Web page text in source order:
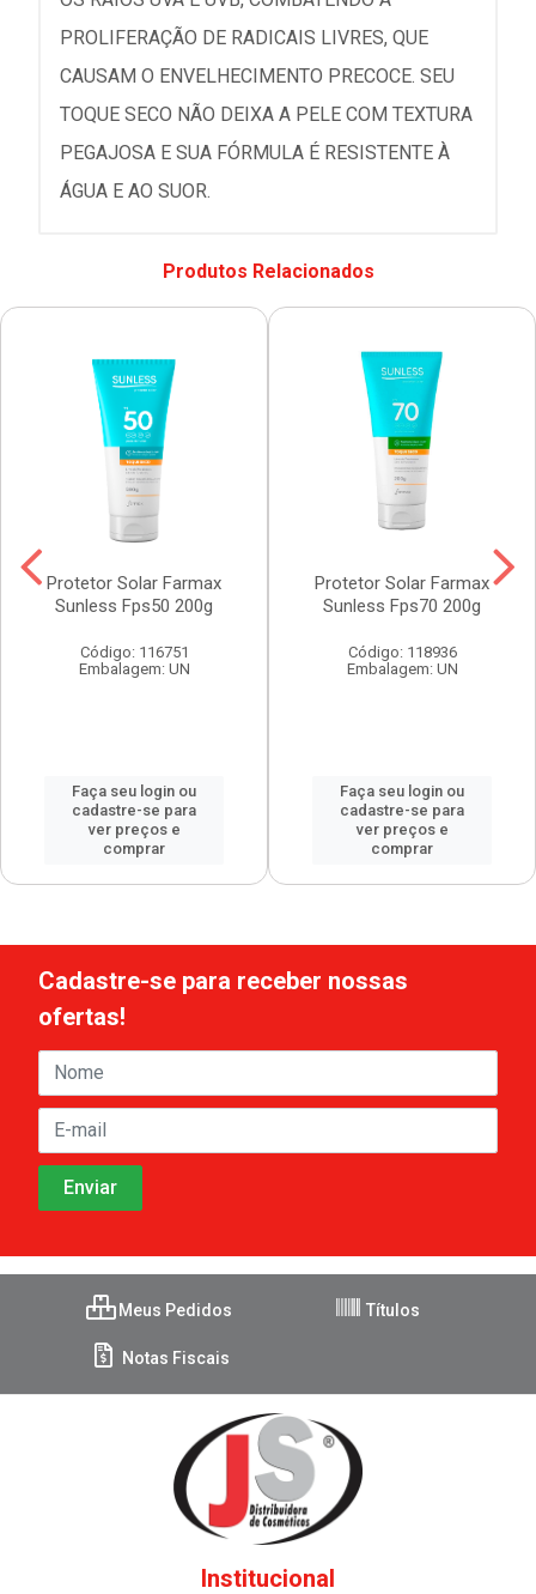
PROLIFERAÇÃO DE RADICAIS LIVRES, QUE
CAUSAM O ENVELHECIMENTO PRECOCE. SEU
TOQUE SECO NÃO DEIXA A PELE COM TEXTURA
PEGAJOSA E SUA FÓRMULA É RESISTENTE À
ÁGUA E AO SUOR.
Produtos Relacionados
Protetor Solar Farmax
Sunless Fps50 200g
Código: 116751
Embalagem: UN
Faça seu login ou
cadastre-se para
ver preços e
comprar
Protetor Solar Farmax
Sunless Fps70 200g
Código: 118936
Embalagem: UN
Faça seu login ou
cadastre-se para
ver preços e
comprar
Cadastre-se para receber nossas
ofertas!
Meus Pedidos Títulos
Notas Fiscais
Institucional